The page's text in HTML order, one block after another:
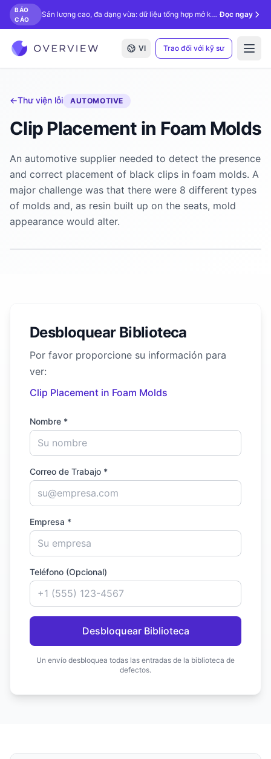
BÁO
CÁO
Sản lượng cao, đa dạng vừa: dữ liệu tổng hợp mở khóa kiểm tra bằng AI. Đọc ngay
VI Trao đổi với kỹ sư
←Thư viện lỗi AUTOMOTIVE
Clip Placement in Foam Molds
An automotive supplier needed to detect the presence
and correct placement of black clips in foam molds. A
major challenge was that there were 8 different types
of molds and, as resin built up on the seats, mold
appearance would alter.
Desbloquear Biblioteca
Por favor proporcione su información para
ver:
Clip Placement in Foam Molds
Nombre *
Correo de Trabajo *
Empresa *
Teléfono (Opcional)
Desbloquear Biblioteca
Un envío desbloquea todas las entradas de la biblioteca de
defectos.